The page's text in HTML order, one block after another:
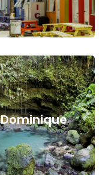
Dominique